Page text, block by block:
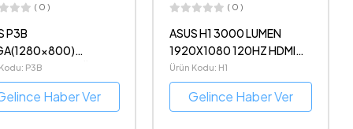
( 0 )
P3B
PROJEKTÖR
LUMEN 100000:1
SAAT
P3B
Haber Ver
( 0 )
ASUS H1 3000 LUMEN
1920X1080 120HZ HDMI
PROJEKSIYON
Ürün Kodu: H1
Gelince Haber Ver